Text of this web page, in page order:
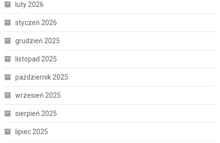
luty 2026
styczeń 2026
grudzień 2025
listopad 2025
październik 2025
wrzesień 2025
sierpień 2025
lipiec 2025